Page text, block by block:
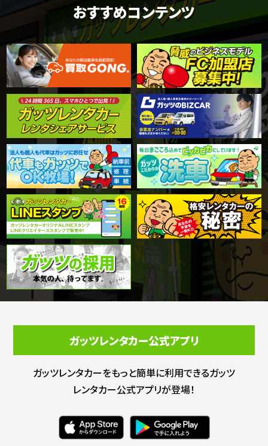
おすすめコンテンツ
ガッツレンタカー公式アプリ
ガッツレンタカーをもっと簡単に利用できるガッツ
レンタカー公式アプリが登場！